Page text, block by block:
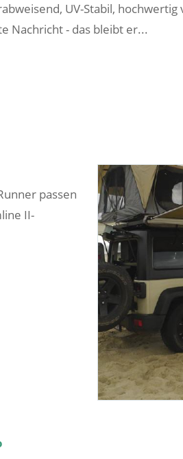
UV-Stabil,
Nachricht - das bleibt er...
passen
II-